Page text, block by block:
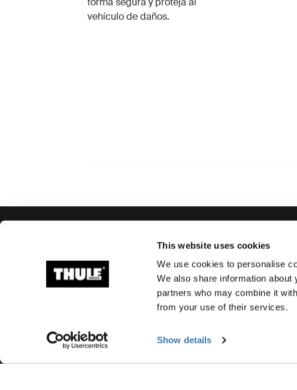
This website uses cookies
We use cookies to personalise
We also share information
partners who may combine it
from your use of their services.
Show details
vehículo de daños.
Soporte
Contacto
Respaldo sobre el
producto
Repuestos e instrucciones